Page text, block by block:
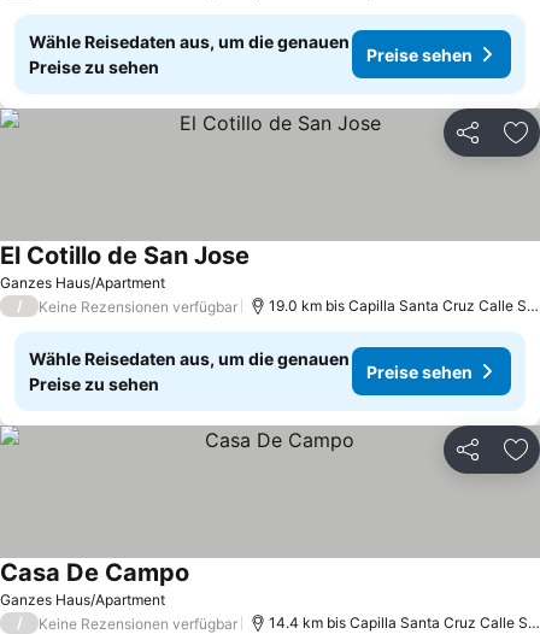
Wähle Reisedaten aus, um die genauen
Preise zu sehen
Preise sehen
Teilen
Ganzes Haus/Apartment
El Cotillo de San Jose
/ Keine Rezensionen verfügbar 19.0 km bis Capilla Santa Cruz Calle
Wähle Reisedaten aus, um die genauen
Preise zu sehen
Preise sehen
Teilen
Ganzes Haus/Apartment
Casa De Campo
/ Keine Rezensionen verfügbar 14.4 km bis Capilla Santa Cruz Calle